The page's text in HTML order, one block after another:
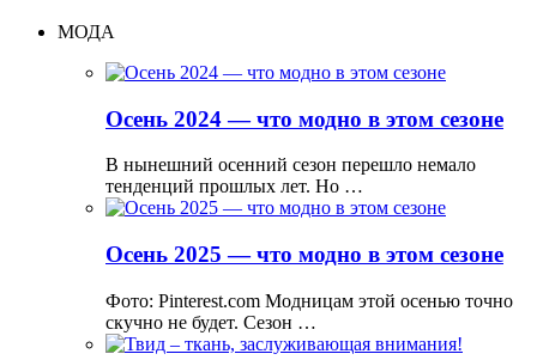
МОДА
Осень 2024 — что модно в этом сезоне
В нынешний осенний сезон перешло немало
тенденций прошлых лет. Но …
Осень 2025 — что модно в этом сезоне
Фото: Pinterest.com Модницам этой осенью точно
скучно не будет. Сезон …